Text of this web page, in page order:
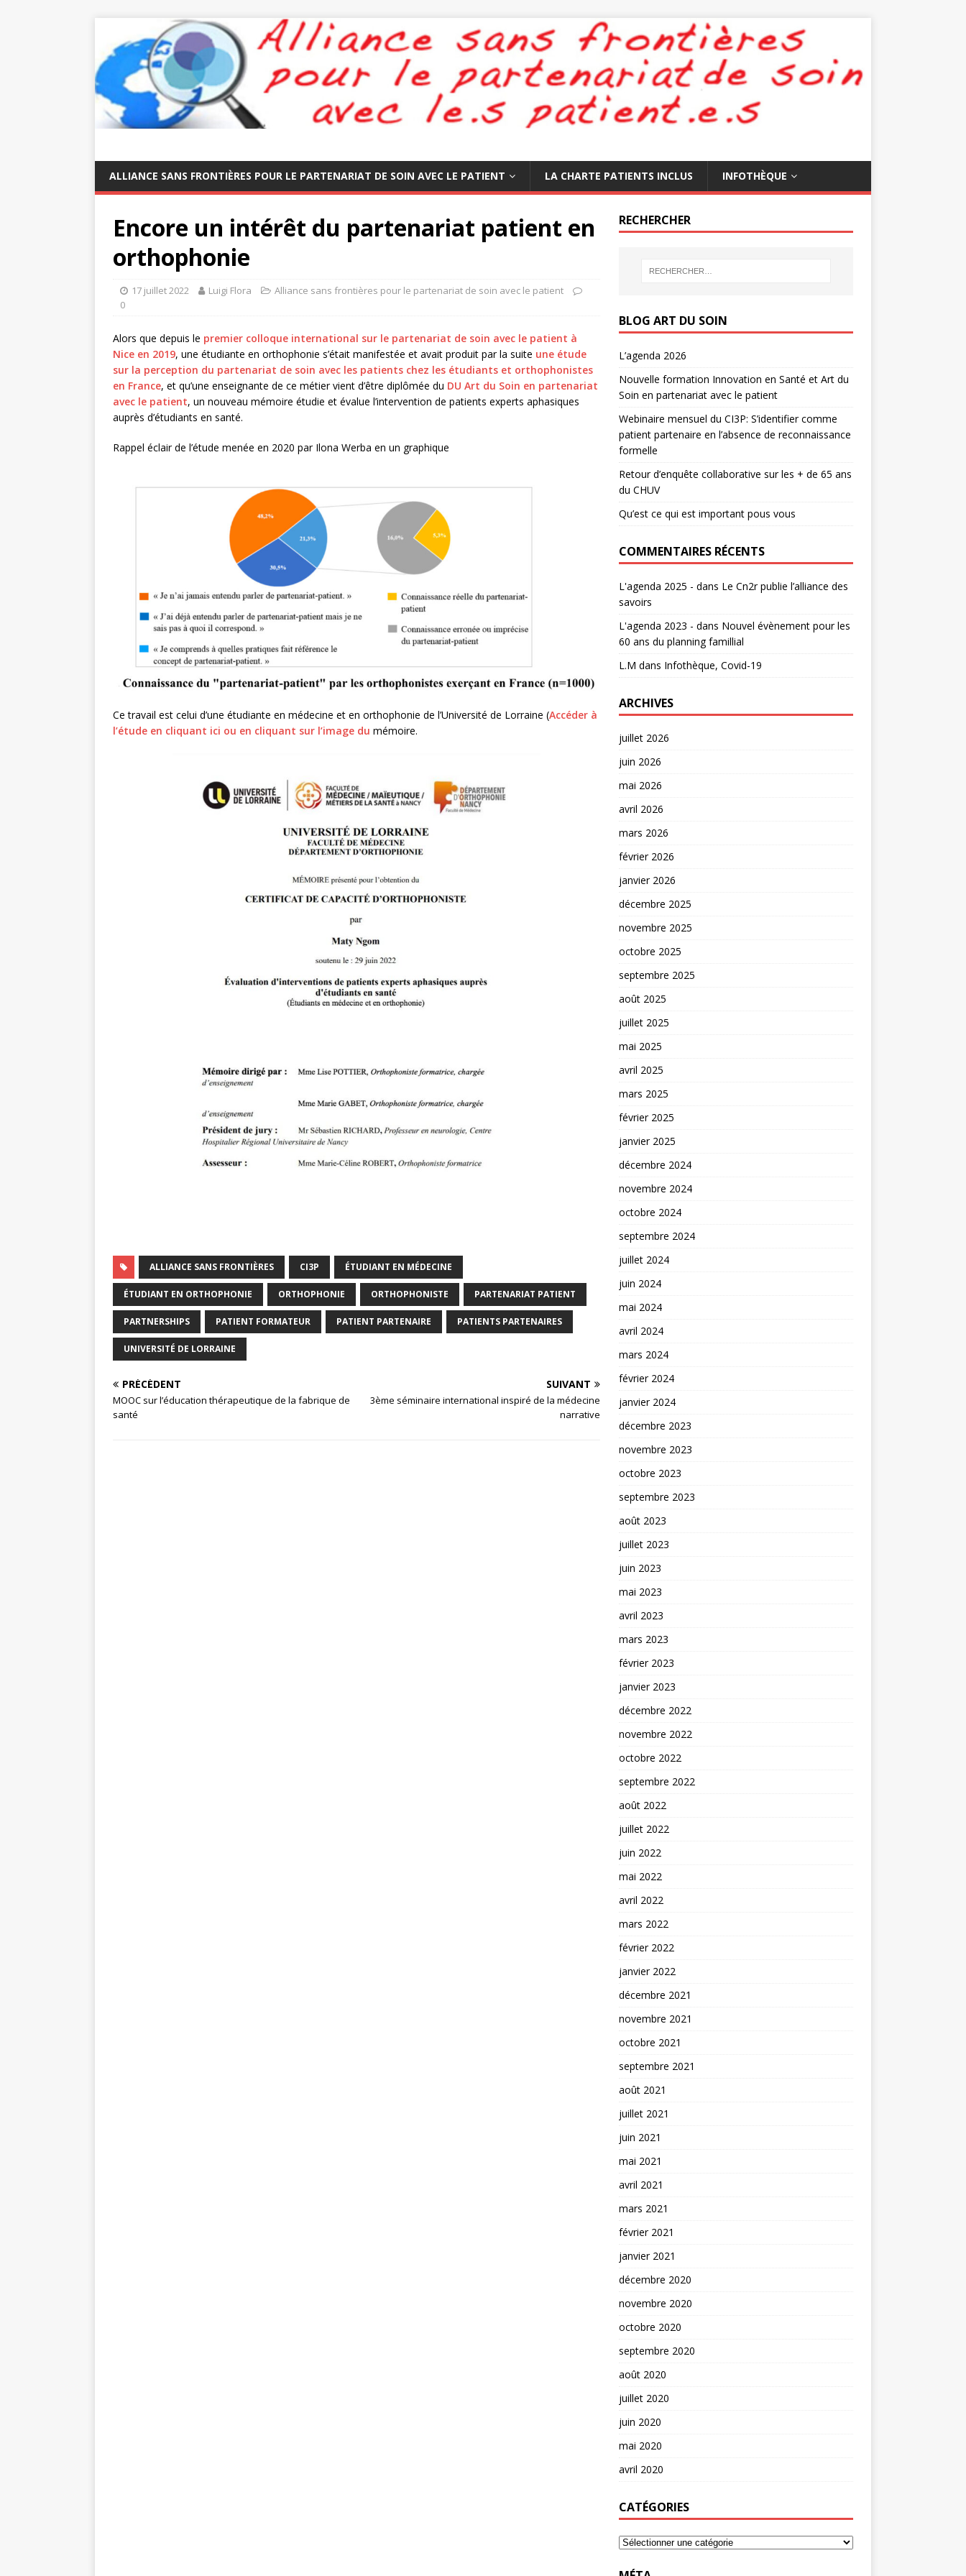
ALLIANCE SANS FRONTIÈRES POUR LE PARTENARIAT DE SOIN AVEC LE PATIENT LA CHARTE PATIENTS INCLUS INFOTHÈQUE
Encore un intérêt du partenariat patient en
orthophonie
17 juillet 2022 Luigi Flora
Alliance sans frontières pour le partenariat de soin avec le patient
0
Alors que depuis le premier colloque international sur le partenariat de soin avec le patient à
Nice en 2019, une étudiante en orthophonie s’était manifestée et avait produit par la suite une étude
sur la perception du partenariat de soin avec les patients chez les étudiants et orthophonistes
en France, et qu’une enseignante de ce métier vient d’être diplômée du DU Art du Soin en partenariat
avec le patient, un nouveau mémoire étudie et évalue l’intervention de patients experts aphasiques
auprès d’étudiants en santé.
Rappel éclair de l’étude menée en 2020 par Ilona Werba en un graphique
Ce travail est celui d’une étudiante en médecine et en orthophonie de l’Université de Lorraine (Accéder à
l’étude en cliquant ici ou en cliquant sur l’image du mémoire.
ALLIANCE SANS FRONTIÈRES CI3P ÉTUDIANT EN MÉDECINE
ÉTUDIANT EN ORTHOPHONIE ORTHOPHONIE ORTHOPHONISTE PARTENARIAT PATIENT
PARTNERSHIPS PATIENT FORMATEUR PATIENT PARTENAIRE PATIENTS PARTENAIRES
UNIVERSITÉ DE LORRAINE
PRÉCÉDENT
MOOC sur l’éducation thérapeutique de la fabrique de
santé
SUIVANT
3ème séminaire international inspiré de la médecine
narrative
RECHERCHER
BLOG ART DU SOIN
L’agenda 2026
Nouvelle formation Innovation en Santé et Art du
Soin en partenariat avec le patient
Webinaire mensuel du CI3P: S’identifier comme
patient partenaire en l’absence de reconnaissance
formelle
Retour d’enquête collaborative sur les + de 65 ans
du CHUV
Qu’est ce qui est important pous vous
COMMENTAIRES RÉCENTS
L'agenda 2025 - dans Le Cn2r publie l’alliance des
savoirs
L'agenda 2023 - dans Nouvel évènement pour les
60 ans du planning famillial
L.M dans Infothèque, Covid-19
ARCHIVES
juillet 2026
juin 2026
mai 2026
avril 2026
mars 2026
février 2026
janvier 2026
décembre 2025
novembre 2025
octobre 2025
septembre 2025
août 2025
juillet 2025
mai 2025
avril 2025
mars 2025
février 2025
janvier 2025
décembre 2024
novembre 2024
octobre 2024
septembre 2024
juillet 2024
juin 2024
mai 2024
avril 2024
mars 2024
février 2024
janvier 2024
décembre 2023
novembre 2023
octobre 2023
septembre 2023
août 2023
juillet 2023
juin 2023
mai 2023
avril 2023
mars 2023
février 2023
janvier 2023
décembre 2022
novembre 2022
octobre 2022
septembre 2022
août 2022
juillet 2022
juin 2022
mai 2022
avril 2022
mars 2022
février 2022
janvier 2022
décembre 2021
novembre 2021
octobre 2021
septembre 2021
août 2021
juillet 2021
juin 2021
mai 2021
avril 2021
mars 2021
février 2021
janvier 2021
décembre 2020
novembre 2020
octobre 2020
septembre 2020
août 2020
juillet 2020
juin 2020
mai 2020
avril 2020
CATÉGORIES